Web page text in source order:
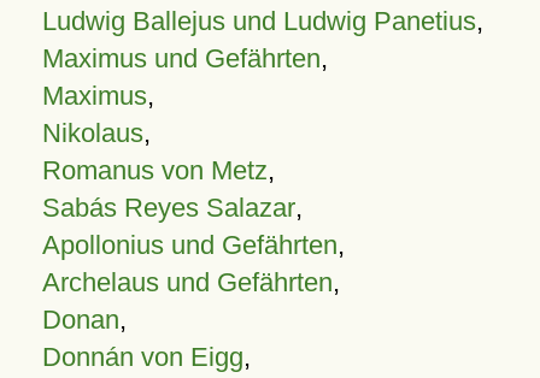
Ludwig Ballejus und Ludwig Panetius,
Maximus und Gefährten,
Maximus,
Nikolaus,
Romanus von Metz,
Sabás Reyes Salazar,
Apollonius und Gefährten,
Archelaus und Gefährten,
Donan,
Donnán von Eigg,